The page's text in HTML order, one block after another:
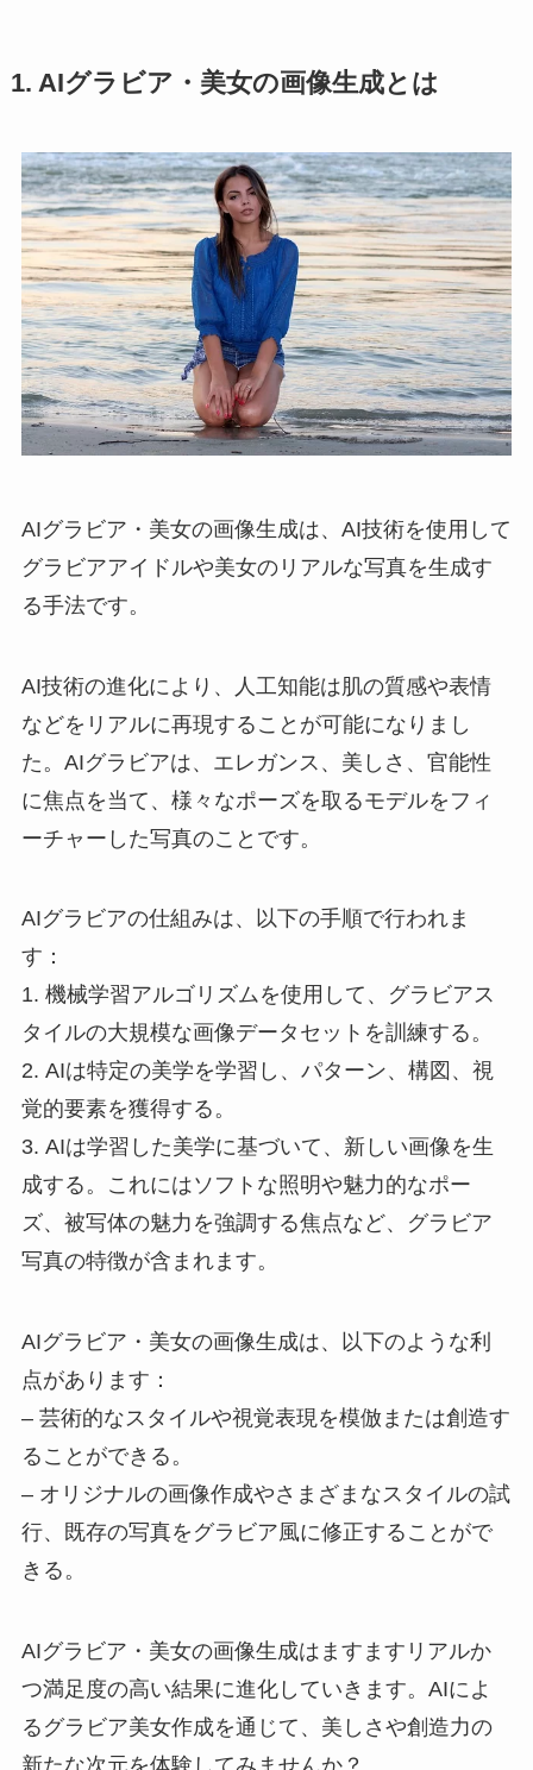
1. AIグラビア・美女の画像生成とは
AIグラビア・美女の画像生成は、AI技術を使用して
グラビアアイドルや美女のリアルな写真を生成す
る手法です。
AI技術の進化により、人工知能は肌の質感や表情
などをリアルに再現することが可能になりまし
た。AIグラビアは、エレガンス、美しさ、官能性
に焦点を当て、様々なポーズを取るモデルをフィ
ーチャーした写真のことです。
AIグラビアの仕組みは、以下の手順で行われま
す：
1. 機械学習アルゴリズムを使用して、グラビアス
タイルの大規模な画像データセットを訓練する。
2. AIは特定の美学を学習し、パターン、構図、視
覚的要素を獲得する。
3. AIは学習した美学に基づいて、新しい画像を生
成する。これにはソフトな照明や魅力的なポー
ズ、被写体の魅力を強調する焦点など、グラビア
写真の特徴が含まれます。
AIグラビア・美女の画像生成は、以下のような利
点があります：
– 芸術的なスタイルや視覚表現を模倣または創造す
ることができる。
– オリジナルの画像作成やさまざまなスタイルの試
行、既存の写真をグラビア風に修正することがで
きる。
AIグラビア・美女の画像生成はますますリアルか
つ満足度の高い結果に進化していきます。AIによ
るグラビア美女作成を通じて、美しさや創造力の